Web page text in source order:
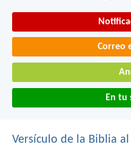
Correo
En tu
Versículo de la Biblia al